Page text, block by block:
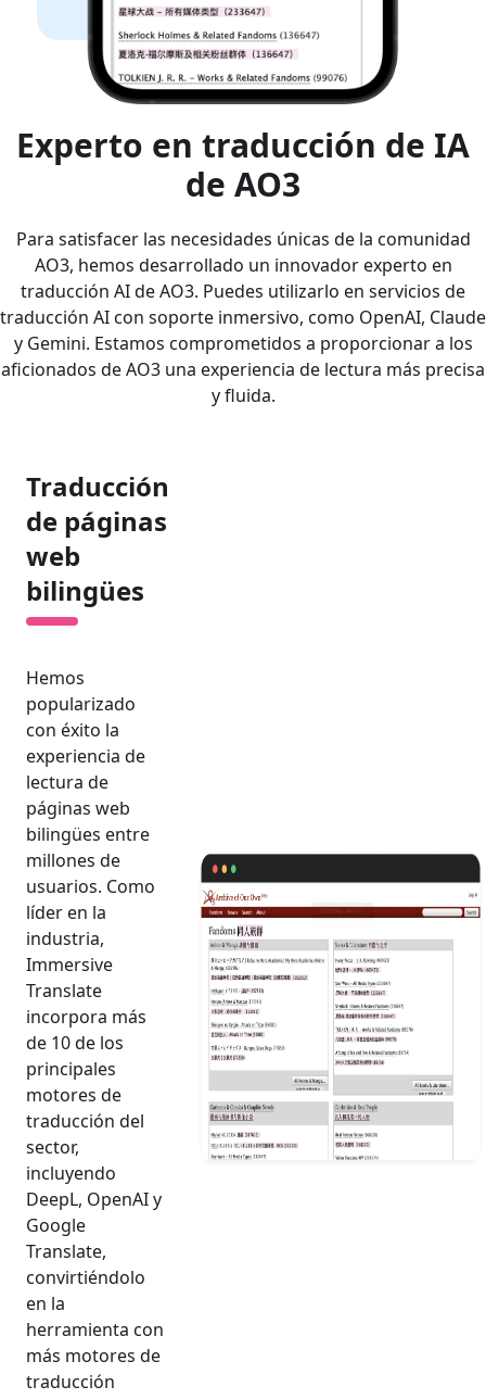
Experto en traducción de IA
de AO3
Para satisfacer las necesidades únicas de la comunidad
AO3, hemos desarrollado un innovador experto en
traducción AI de AO3. Puedes utilizarlo en servicios de
traducción AI con soporte inmersivo, como OpenAI, Claude
y Gemini. Estamos comprometidos a proporcionar a los
aficionados de AO3 una experiencia de lectura más precisa
y fluida.
Traducción
de páginas
web
bilingües
Hemos
popularizado
con éxito la
experiencia de
lectura de
páginas web
bilingües entre
millones de
usuarios. Como
líder en la
industria,
Immersive
Translate
incorpora más
de 10 de los
principales
motores de
traducción del
sector,
incluyendo
DeepL, OpenAI y
Google
Translate,
convirtiéndolo
en la
herramienta con
más motores de
traducción